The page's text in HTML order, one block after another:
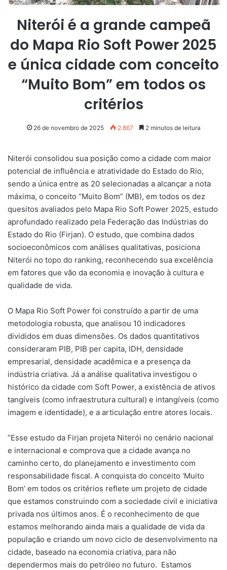
Niterói é a grande campeã
do Mapa Rio Soft Power 2025
e única cidade com conceito
“Muito Bom” em todos os
critérios
26 de novembro de 2025 2.867 2 minutos de leitura
Niterói consolidou sua posição como a cidade com maior
potencial de influência e atratividade do Estado do Rio,
sendo a única entre as 20 selecionadas a alcançar a nota
máxima, o conceito “Muito Bom” (MB), em todos os dez
quesitos avaliados pelo Mapa Rio Soft Power 2025, estudo
aprofundado realizado pela Federação das Indústrias do
Estado do Rio (Firjan). O estudo, que combina dados
socioeconômicos com análises qualitativas, posiciona
Niterói no topo do ranking, reconhecendo sua excelência
em fatores que vão da economia e inovação à cultura e
qualidade de vida.
O Mapa Rio Soft Power foi construído a partir de uma
metodologia robusta, que analisou 10 indicadores
divididos em duas dimensões. Os dados quantitativos
consideraram PIB, PIB per capita, IDH, densidade
empresarial, densidade acadêmica e a presença da
indústria criativa. Já a análise qualitativa investigou o
histórico da cidade com Soft Power, a existência de ativos
tangíveis (como infraestrutura cultural) e intangíveis (como
imagem e identidade), e a articulação entre atores locais.
”Esse estudo da Firjan projeta Niterói no cenário nacional
e internacional e comprova que a cidade avança no
caminho certo, do planejamento e investimento com
responsabilidade fiscal. A conquista do conceito ‘Muito
Bom’ em todos os critérios reflete um projeto de cidade
que estamos construindo com a sociedade civil e iniciativa
privada nos últimos anos. É o reconhecimento de que
estamos melhorando ainda mais a qualidade de vida da
população e criando um novo ciclo de desenvolvimento na
cidade, baseado na economia criativa, para não
dependermos mais do petróleo no futuro. Estamos